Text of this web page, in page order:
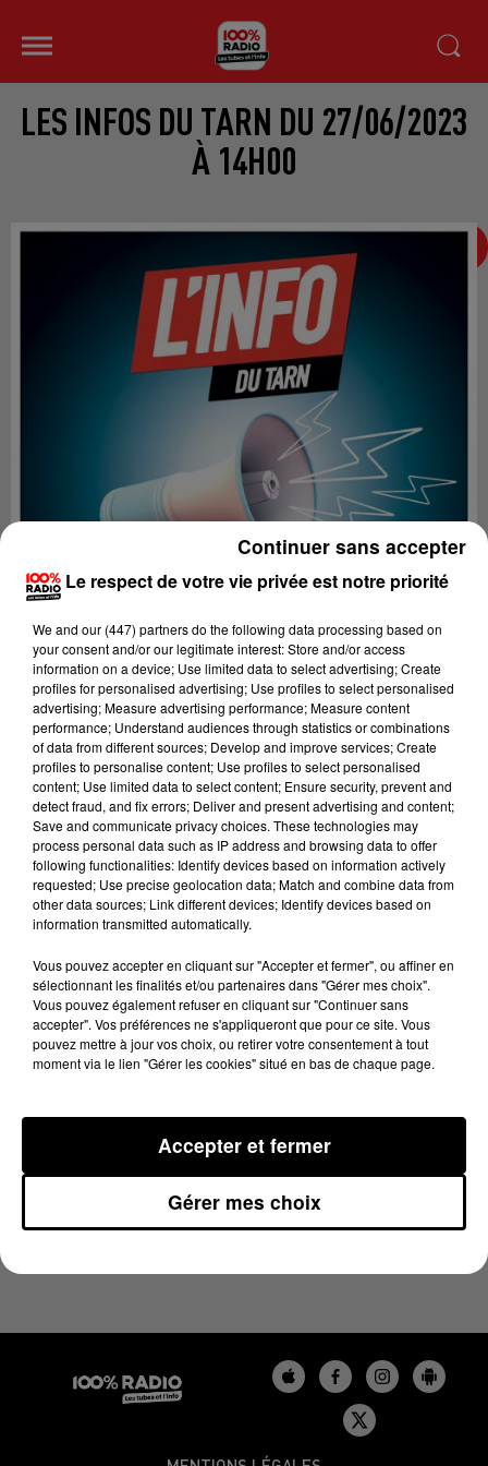
LES INFOS DU TARN DU 27/06/2023
À 14H00
Lecture (2 min 23 sec)
100%
27 juin 2023 - 2 min 23 sec
LES INFOS DU TARN DU 27/06/2023 À 14H00
Le respect de votre vie privée est notre priorité
We and our (447) partnersdo the following data processing based on
your consent and/or our legitimate interest: Store and/or access
information on a device; Use limited data to select advertising; Create
profiles for personalised advertising; Use profiles to select personalised
advertising; Measure advertising performance; Measure content
performance; Understand audiences through statistics or combinations
of data from different sources; Develop and improve services; Create
profiles to personalise content; Use profiles to select personalised
content; Use limited data to select content; Ensure security, prevent and
detect fraud, and fix errors; Deliver and present advertising and content;
Save and communicate privacy choices. These technologies may
process personal data such as IP address and browsing data to offer
following functionalities: Identify devices based on information actively
requested; Use precise geolocation data; Match and combine data from
other data sources; Link different devices; Identify devices based on
information transmitted automatically.
Vous pouvez accepter en cliquant sur "Accepter et fermer", ou affiner en
sélectionnant les finalités et/ou partenaires dans "Gérer mes choix".
Vous pouvez également refuser en cliquant sur "Continuer sans
accepter". Vos préférences ne s'appliqueront que pour ce site. Vous
pouvez mettre à jour vos choix, ou retirer votre consentement à tout
moment via le lien "Gérer les cookies" situé en bas de chaque page.
Gérer mes choix
Accepter et fermer
Continuer sans accepter